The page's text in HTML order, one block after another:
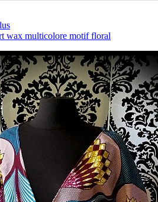
wax multicolore motif floral